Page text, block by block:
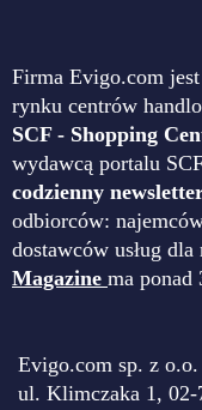
Firma Evigo.com
rynku centrów
SCF - Shopping
wydawcą portalu
codzienny
odbiorców:
dostawców usług
Magazine ma ponad
Evigo.com sp. z
ul. Klimczaka 1, 02-